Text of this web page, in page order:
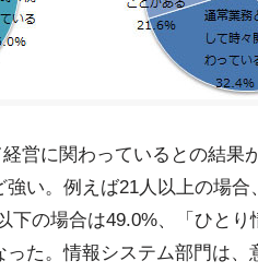
営に関わっているとの結果
い。例えば21人以上の場
下の場合は49.0%、「ひと
た。情報システム部門は、